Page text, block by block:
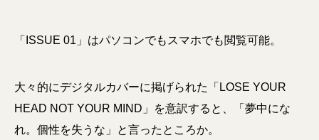
「ISSUE 01」はパソコンでもスマホでも閲覧可能。
大々的にデジタルカバーに掲げられた「LOSE YOUR
HEAD NOT YOUR MIND」を意訳すると、「夢中にな
れ。個性を失うな」と言ったところか。